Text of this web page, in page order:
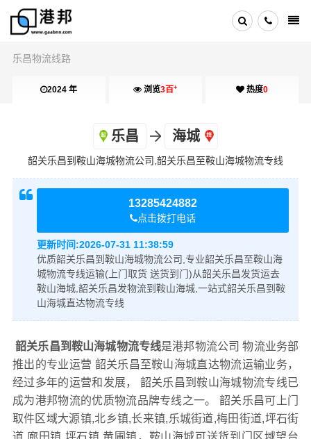
乐昌物流线路
2024 年 浏览3百+ 热度0
乐昌 海城
韶关乐昌到鞍山海城物流公司,韶关乐昌至鞍山海城物流专线
13285424882
点击拨打电话
更新时间:2026-07-31 11:38:59
优质韶关乐昌到鞍山海城物流公司,专业韶关乐昌至鞍山海
城物流专线运输(上门取货 送货到门)从韶关乐昌发货运去
鞍山海城,韶关乐昌发物流到鞍山海城,一站式韶关乐昌到鞍
山海城直达物流专线
韶关乐昌到鞍山海城物流专线是港邦物流公司 物流业务部
推出的专业运营 韶关乐昌至鞍山海城直达物流运输业务，
经过多年的运营和发展， 韶关乐昌到鞍山海城物流专线已
成为港邦物流的优质物流品牌专线之一。 韶关乐昌可上门
取件区域大源镇,北乡镇,长来镇,乐城街道,梅田街道,坪石街
道,廊田镇,坪石镇,黄圃镇，鞍山海城可送货到门区域望台